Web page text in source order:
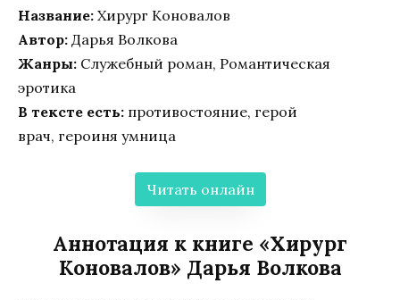
Название: Хирург Коновалов
Автор: Дарья Волкова
Жанры: Служебный роман, Романтическая
эротика
В тексте есть: противостояние, герой
врач, героиня умница
Читать онлайн
Аннотация к книге «Хирург
Коновалов» Дарья Волкова